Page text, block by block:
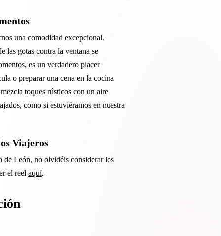
una comodidad excepcional.
las gotas contra la ventana se
es un verdadero placer
o preparar una cena en la cocina
toques rústicos con un aire
como si estuviéramos en nuestra
Viajeros
de León, no olvidéis considerar los
el reel aquí.